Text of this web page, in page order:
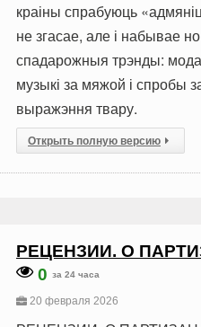
краіны спрабуюць
не згасае, але і набывае
спадарожныя трэнды: мода
музыкі за мяжой і спробы
выражэння твару.
Открыть полную версию
РЕЦЕНЗИИ. О
0 за 24 часа
20 февраля 2026